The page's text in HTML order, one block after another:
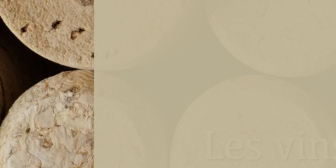
Les